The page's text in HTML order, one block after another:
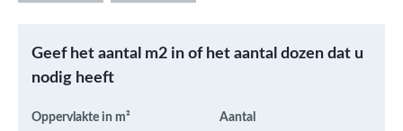
Geef het aantal m2 in of het aantal dozen dat u
nodig heeft
Oppervlakte in m² Aantal